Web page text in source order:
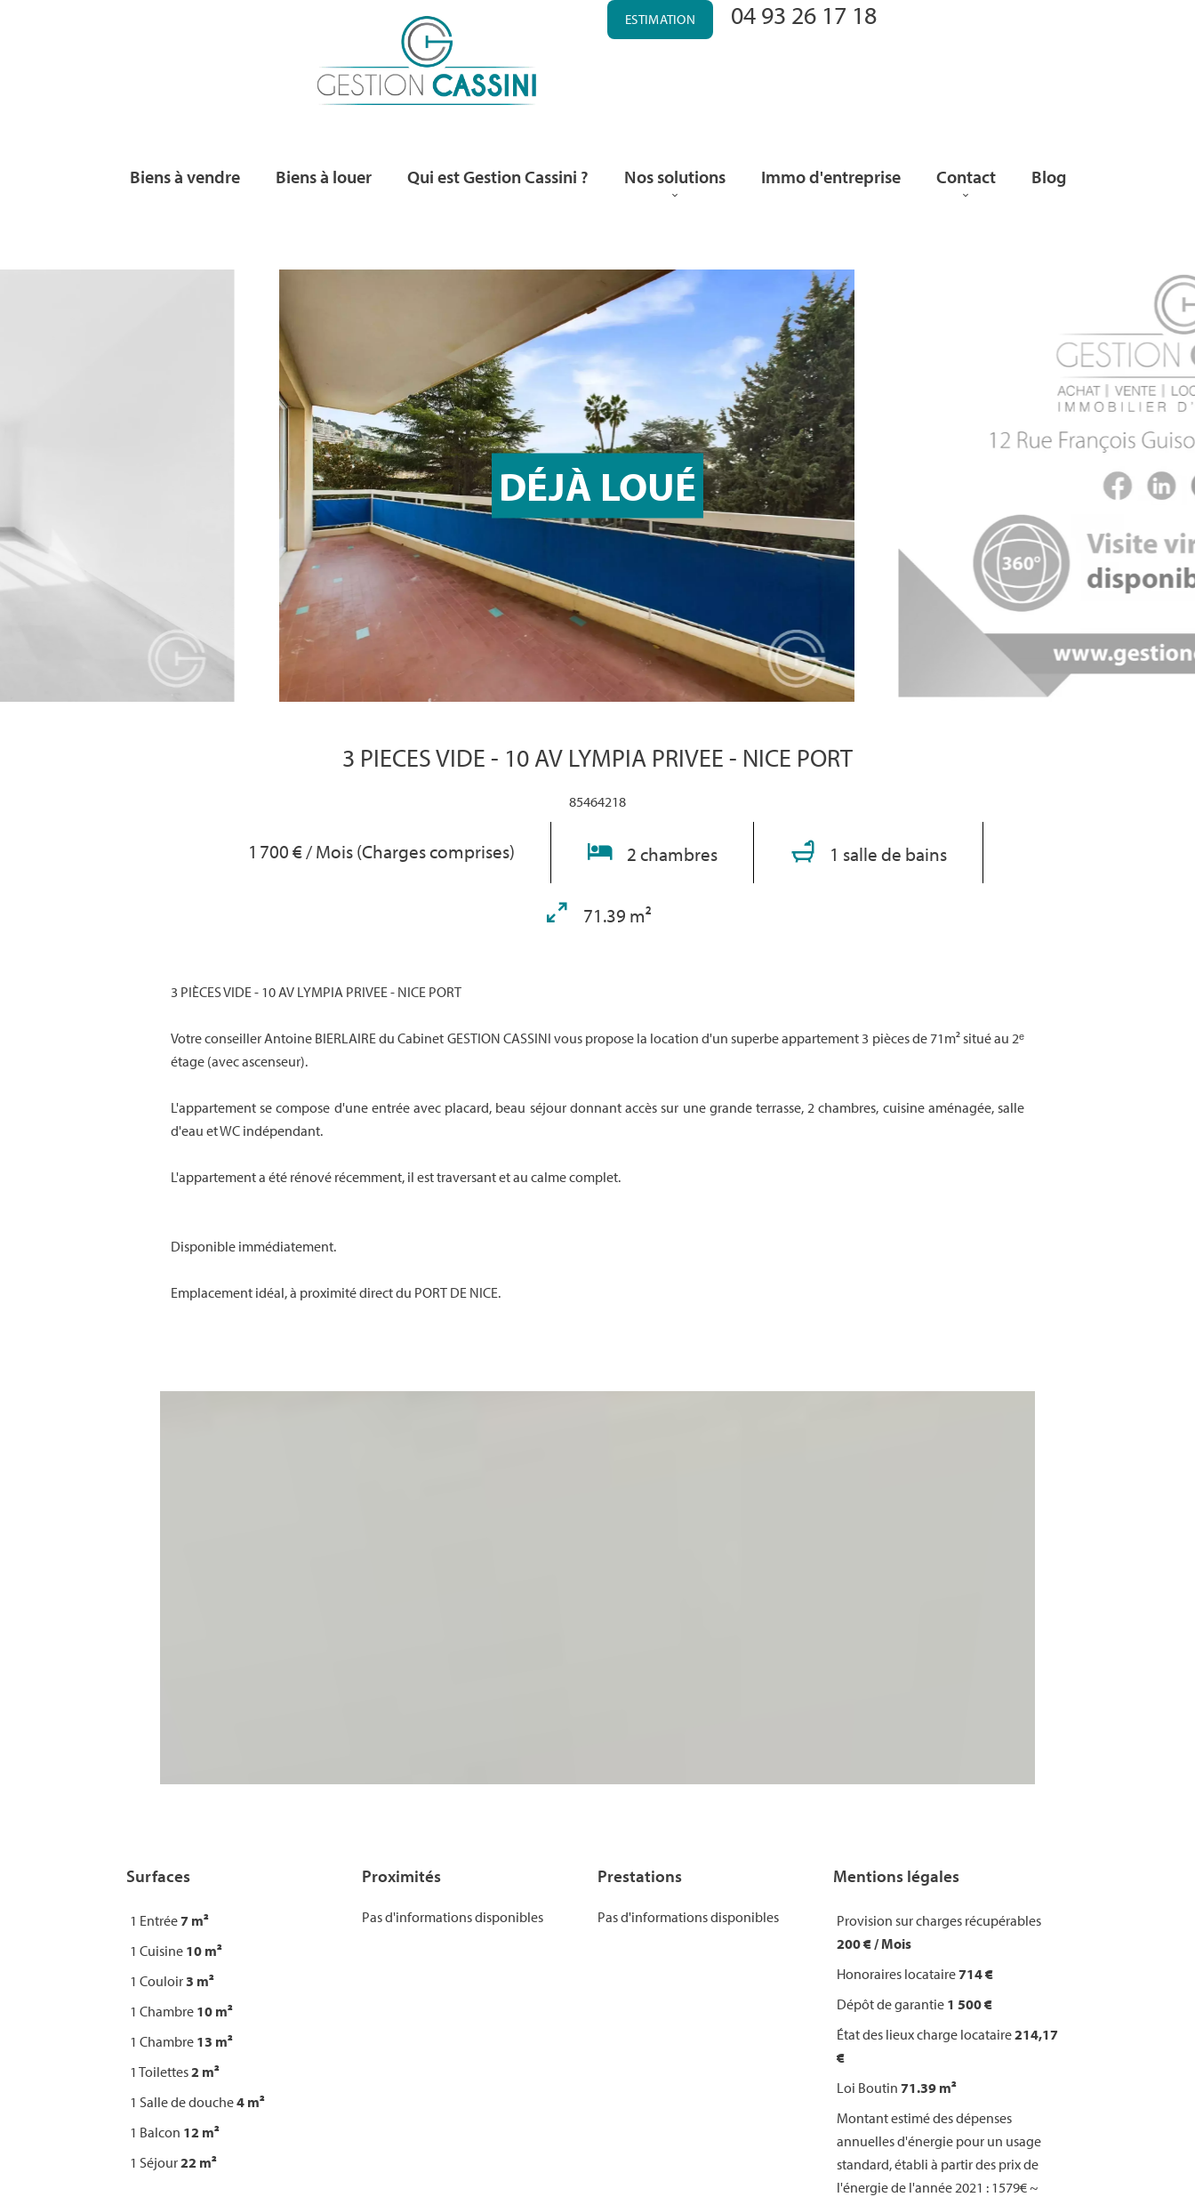
ESTIMATION 04 93 26 17 18
Biens à vendre Biens à louer Qui est Gestion Cassini ? Nos solutions Immo d'entreprise Contact Blog
DÉJÀ LOUÉ
3 PIECES VIDE - 10 AV LYMPIA PRIVEE - NICE PORT
85464218
1 700 € / Mois (Charges comprises) 2 chambres 1 salle de bains
71.39 m²
3 PIÈCES VIDE - 10 AV LYMPIA PRIVEE - NICE PORT
Votre conseiller Antoine BIERLAIRE du Cabinet GESTION CASSINI vous propose la location d'un superbe appartement 3 pièces de 71m² situé au 2ᵉ
étage (avec ascenseur).
L'appartement se compose d'une entrée avec placard, beau séjour donnant accès sur une grande terrasse, 2 chambres, cuisine aménagée, salle
d'eau et WC indépendant.
L'appartement a été rénové récemment, il est traversant et au calme complet.
Disponible immédiatement.
Emplacement idéal, à proximité direct du PORT DE NICE.
Surfaces
1 Entrée7 m²
1 Cuisine 10 m²
1 Couloir3 m²
1 Chambre 10 m²
1 Chambre 13 m²
1 Toilettes2 m²
1 Salle de douche4 m²
1 Balcon 12 m²
1 Séjour22 m²
Proximités
Pas d'informations disponibles
Prestations
Pas d'informations disponibles
Mentions légales
Provision sur charges récupérables
200 € / Mois
Honoraires locataire714 €
Dépôt de garantie 1 500 €
État des lieux charge locataire214,17
€
Loi Boutin 71.39 m²
Montant estimé des dépenses
annuelles d'énergie pour un usage
standard, établi à partir des prix de
l'énergie de l'année 2021 : 1579€ ~